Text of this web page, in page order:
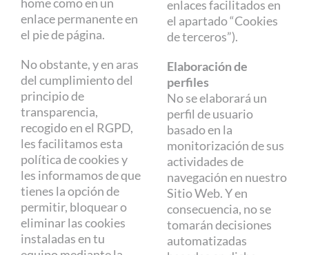
enlace permanente en
el pie de página.
No obstante, y en aras
del cumplimiento del
principio de
transparencia,
recogido en el RGPD,
les facilitamos esta
política de cookies y
les informamos de que
tienes la opción de
permitir, bloquear o
eliminar las cookies
instaladas en tu
enlaces facilitados en
el apartado “Cookies
de terceros”).
Elaboración de
perfiles
No se elaborará un
perfil de usuario
basado en la
monitorización de sus
actividades de
navegación en nuestro
Sitio Web. Y en
consecuencia, no se
tomarán decisiones
automatizadas